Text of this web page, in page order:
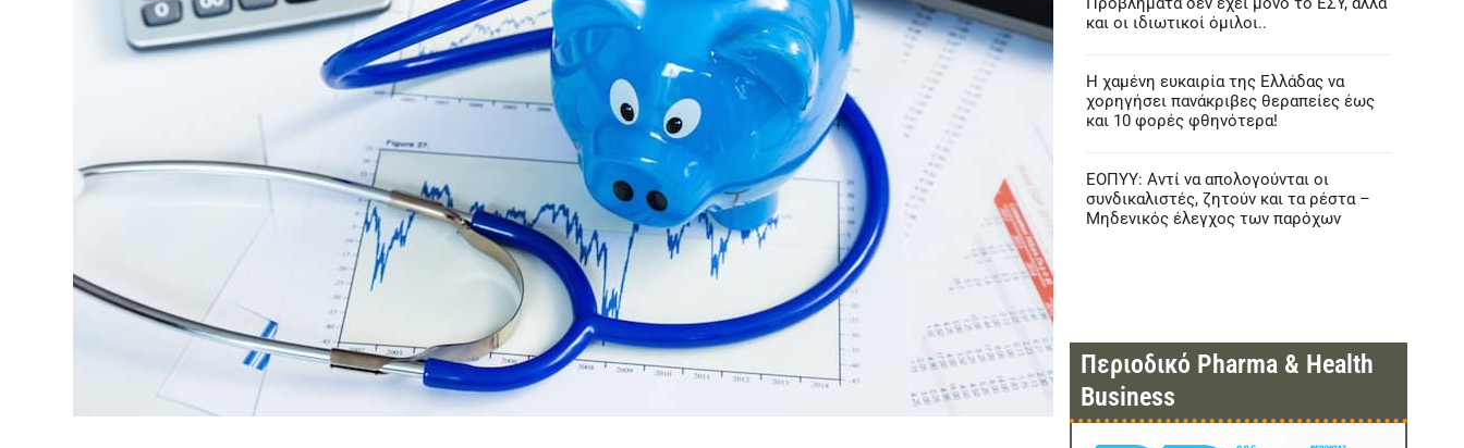
και οι ιδιωτικοί όμιλοι..
Η χαμένη ευκαιρία της Ελλάδας να
χορηγήσει πανάκριβες θεραπείες έως
και 10 φορές φθηνότερα!
ΕΟΠΥΥ: Αντί να απολογούνται οι
συνδικαλιστές, ζητούν και τα ρέστα –
Μηδενικός έλεγχος των παρόχων
Περιοδικό Pharma & Health
Business